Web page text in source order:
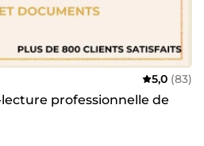
5,0 (83)
professionnelle de